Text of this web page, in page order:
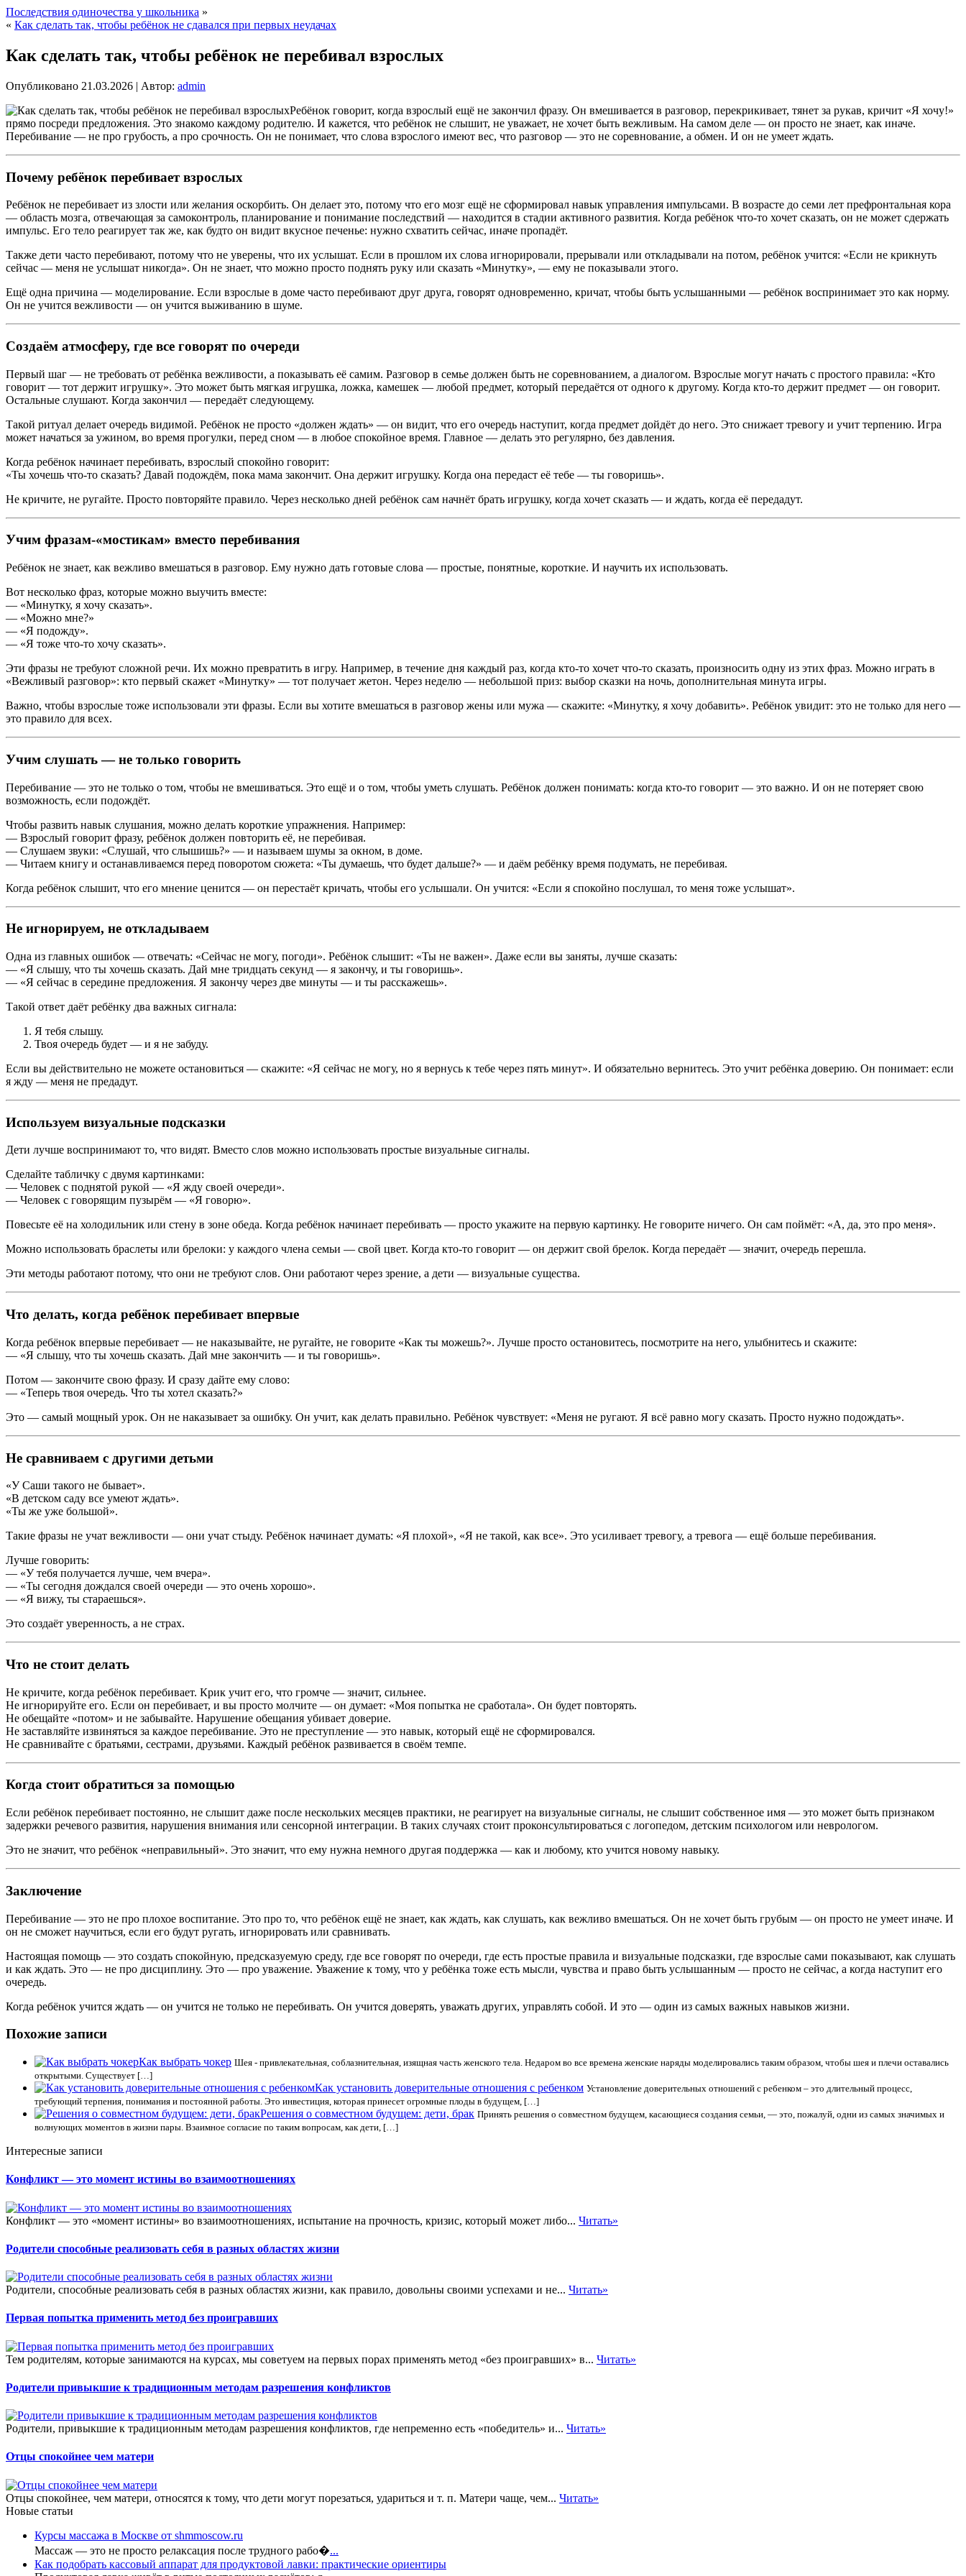
Последствия одиночества у школьника »
« Как сделать так, чтобы ребёнок не сдавался при первых неудачах
Как сделать так, чтобы ребёнок не перебивал взрослых
Опубликовано 21.03.2026 | Автор: admin
Ребёнок говорит, когда взрослый ещё не закончил фразу. Он вмешивается в разговор, перекрикивает, тянет за рукав, кричит «Я хочу!»
прямо посреди предложения. Это знакомо каждому родителю. И кажется, что ребёнок не слышит, не уважает, не хочет быть вежливым. На самом деле — он просто не знает, как иначе.
Перебивание — не про грубость, а про срочность. Он не понимает, что слова взрослого имеют вес, что разговор — это не соревнование, а обмен. И он не умеет ждать.
Почему ребёнок перебивает взрослых
Ребёнок не перебивает из злости или желания оскорбить. Он делает это, потому что его мозг ещё не сформировал навык управления импульсами. В возрасте до семи лет префронтальная кора
— область мозга, отвечающая за самоконтроль, планирование и понимание последствий — находится в стадии активного развития. Когда ребёнок что-то хочет сказать, он не может сдержать
импульс. Его тело реагирует так же, как будто он видит вкусное печенье: нужно схватить сейчас, иначе пропадёт.
Также дети часто перебивают, потому что не уверены, что их услышат. Если в прошлом их слова игнорировали, прерывали или откладывали на потом, ребёнок учится: «Если не крикнуть
сейчас — меня не услышат никогда». Он не знает, что можно просто поднять руку или сказать «Минутку», — ему не показывали этого.
Ещё одна причина — моделирование. Если взрослые в доме часто перебивают друг друга, говорят одновременно, кричат, чтобы быть услышанными — ребёнок воспринимает это как норму.
Он не учится вежливости — он учится выживанию в шуме.
Создаём атмосферу, где все говорят по очереди
Первый шаг — не требовать от ребёнка вежливости, а показывать её самим. Разговор в семье должен быть не соревнованием, а диалогом. Взрослые могут начать с простого правила: «Кто
говорит — тот держит игрушку». Это может быть мягкая игрушка, ложка, камешек — любой предмет, который передаётся от одного к другому. Когда кто-то держит предмет — он говорит.
Остальные слушают. Когда закончил — передаёт следующему.
Такой ритуал делает очередь видимой. Ребёнок не просто «должен ждать» — он видит, что его очередь наступит, когда предмет дойдёт до него. Это снижает тревогу и учит терпению. Игра
может начаться за ужином, во время прогулки, перед сном — в любое спокойное время. Главное — делать это регулярно, без давления.
Когда ребёнок начинает перебивать, взрослый спокойно говорит:
«Ты хочешь что-то сказать? Давай подождём, пока мама закончит. Она держит игрушку. Когда она передаст её тебе — ты говоришь».
Не кричите, не ругайте. Просто повторяйте правило. Через несколько дней ребёнок сам начнёт брать игрушку, когда хочет сказать — и ждать, когда её передадут.
Учим фразам-«мостикам» вместо перебивания
Ребёнок не знает, как вежливо вмешаться в разговор. Ему нужно дать готовые слова — простые, понятные, короткие. И научить их использовать.
Вот несколько фраз, которые можно выучить вместе:
— «Минутку, я хочу сказать».
— «Можно мне?»
— «Я подожду».
— «Я тоже что-то хочу сказать».
Эти фразы не требуют сложной речи. Их можно превратить в игру. Например, в течение дня каждый раз, когда кто-то хочет что-то сказать, произносить одну из этих фраз. Можно играть в
«Вежливый разговор»: кто первый скажет «Минутку» — тот получает жетон. Через неделю — небольшой приз: выбор сказки на ночь, дополнительная минута игры.
Важно, чтобы взрослые тоже использовали эти фразы. Если вы хотите вмешаться в разговор жены или мужа — скажите: «Минутку, я хочу добавить». Ребёнок увидит: это не только для него —
это правило для всех.
Учим слушать — не только говорить
Перебивание — это не только о том, чтобы не вмешиваться. Это ещё и о том, чтобы уметь слушать. Ребёнок должен понимать: когда кто-то говорит — это важно. И он не потеряет свою
возможность, если подождёт.
Чтобы развить навык слушания, можно делать короткие упражнения. Например:
— Взрослый говорит фразу, ребёнок должен повторить её, не перебивая.
— Слушаем звуки: «Слушай, что слышишь?» — и называем шумы за окном, в доме.
— Читаем книгу и останавливаемся перед поворотом сюжета: «Ты думаешь, что будет дальше?» — и даём ребёнку время подумать, не перебивая.
Когда ребёнок слышит, что его мнение ценится — он перестаёт кричать, чтобы его услышали. Он учится: «Если я спокойно послушал, то меня тоже услышат».
Не игнорируем, не откладываем
Одна из главных ошибок — отвечать: «Сейчас не могу, погоди». Ребёнок слышит: «Ты не важен». Даже если вы заняты, лучше сказать:
— «Я слышу, что ты хочешь сказать. Дай мне тридцать секунд — я закончу, и ты говоришь».
— «Я сейчас в середине предложения. Я закончу через две минуты — и ты расскажешь».
Такой ответ даёт ребёнку два важных сигнала:
Я тебя слышу.
Твоя очередь будет — и я не забуду.
Если вы действительно не можете остановиться — скажите: «Я сейчас не могу, но я вернусь к тебе через пять минут». И обязательно вернитесь. Это учит ребёнка доверию. Он понимает: если
я жду — меня не предадут.
Используем визуальные подсказки
Дети лучше воспринимают то, что видят. Вместо слов можно использовать простые визуальные сигналы.
Сделайте табличку с двумя картинками:
— Человек с поднятой рукой — «Я жду своей очереди».
— Человек с говорящим пузырём — «Я говорю».
Повесьте её на холодильник или стену в зоне обеда. Когда ребёнок начинает перебивать — просто укажите на первую картинку. Не говорите ничего. Он сам поймёт: «А, да, это про меня».
Можно использовать браслеты или брелоки: у каждого члена семьи — свой цвет. Когда кто-то говорит — он держит свой брелок. Когда передаёт — значит, очередь перешла.
Эти методы работают потому, что они не требуют слов. Они работают через зрение, а дети — визуальные существа.
Что делать, когда ребёнок перебивает впервые
Когда ребёнок впервые перебивает — не наказывайте, не ругайте, не говорите «Как ты можешь?». Лучше просто остановитесь, посмотрите на него, улыбнитесь и скажите:
— «Я слышу, что ты хочешь сказать. Дай мне закончить — и ты говоришь».
Потом — закончите свою фразу. И сразу дайте ему слово:
— «Теперь твоя очередь. Что ты хотел сказать?»
Это — самый мощный урок. Он не наказывает за ошибку. Он учит, как делать правильно. Ребёнок чувствует: «Меня не ругают. Я всё равно могу сказать. Просто нужно подождать».
Не сравниваем с другими детьми
«У Саши такого не бывает».
«В детском саду все умеют ждать».
«Ты же уже большой».
Такие фразы не учат вежливости — они учат стыду. Ребёнок начинает думать: «Я плохой», «Я не такой, как все». Это усиливает тревогу, а тревога — ещё больше перебивания.
Лучше говорить:
— «У тебя получается лучше, чем вчера».
— «Ты сегодня дождался своей очереди — это очень хорошо».
— «Я вижу, ты стараешься».
Это создаёт уверенность, а не страх.
Что не стоит делать
Не кричите, когда ребёнок перебивает. Крик учит его, что громче — значит, сильнее.
Не игнорируйте его. Если он перебивает, и вы просто молчите — он думает: «Моя попытка не сработала». Он будет повторять.
Не обещайте «потом» и не забывайте. Нарушение обещания убивает доверие.
Не заставляйте извиняться за каждое перебивание. Это не преступление — это навык, который ещё не сформировался.
Не сравнивайте с братьями, сестрами, друзьями. Каждый ребёнок развивается в своём темпе.
Когда стоит обратиться за помощью
Если ребёнок перебивает постоянно, не слышит даже после нескольких месяцев практики, не реагирует на визуальные сигналы, не слышит собственное имя — это может быть признаком
задержки речевого развития, нарушения внимания или сенсорной интеграции. В таких случаях стоит проконсультироваться с логопедом, детским психологом или неврологом.
Это не значит, что ребёнок «неправильный». Это значит, что ему нужна немного другая поддержка — как и любому, кто учится новому навыку.
Заключение
Перебивание — это не про плохое воспитание. Это про то, что ребёнок ещё не знает, как ждать, как слушать, как вежливо вмешаться. Он не хочет быть грубым — он просто не умеет иначе. И
он не сможет научиться, если его будут ругать, игнорировать или сравнивать.
Настоящая помощь — это создать спокойную, предсказуемую среду, где все говорят по очереди, где есть простые правила и визуальные подсказки, где взрослые сами показывают, как слушать
и как ждать. Это — не про дисциплину. Это — про уважение. Уважение к тому, что у ребёнка тоже есть мысли, чувства и право быть услышанным — просто не сейчас, а когда наступит его
очередь.
Когда ребёнок учится ждать — он учится не только не перебивать. Он учится доверять, уважать других, управлять собой. И это — один из самых важных навыков жизни.
Похожие записи
Как выбрать чокер Шея - привлекательная, соблазнительная, изящная часть женского тела. Недаром во все времена женские наряды моделировались таким образом, чтобы шея и плечи оставались
открытыми. Существует […]
Как установить доверительные отношения с ребенком Установление доверительных отношений с ребенком – это длительный процесс,
требующий терпения, понимания и постоянной работы. Это инвестиция, которая принесет огромные плоды в будущем, […]
Решения о совместном будущем: дети, брак Принять решения о совместном будущем, касающиеся создания семьи, — это, пожалуй, одни из самых значимых и
волнующих моментов в жизни пары. Взаимное согласие по таким вопросам, как дети, […]
Интересные записи
Конфликт — это момент истины во взаимоотношениях
Конфликт — это «момент истины» во взаимоотношениях, испытание на прочность, кризис, который может либо... Читать»
Родители способные реализовать себя в разных областях жизни
Родители, способные реализовать себя в разных областях жизни, как правило, довольны своими успехами и не... Читать»
Первая попытка применить метод без проигравших
Тем родителям, которые занимаются на курсах, мы советуем на первых порах применять метод «без проигравших» в... Читать»
Родители привыкшие к традиционным методам разрешения конфликтов
Родители, привыкшие к традиционным методам разрешения конфликтов, где непременно есть «победитель» и... Читать»
Отцы спокойнее чем матери
Отцы спокойнее, чем матери, относятся к тому, что дети могут порезаться, удариться и т. п. Матери чаще, чем... Читать»
Новые статьи
Курсы массажа в Москве от shmmoscow.ru
Массаж — это не просто релаксация после трудного рабо�...
Как подобрать кассовый аппарат для продуктовой лавки: практические ориентиры